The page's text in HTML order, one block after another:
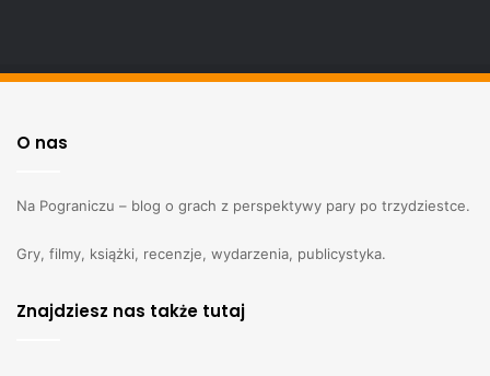
O nas
Na Pograniczu – blog o grach z perspektywy pary po trzydziestce.
Gry, filmy, książki, recenzje, wydarzenia, publicystyka.
Znajdziesz nas także tutaj